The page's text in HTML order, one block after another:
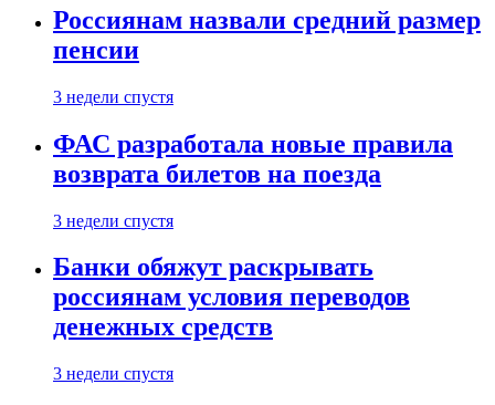
Россиянам назвали средний размер
пенсии
3 недели спустя
ФАС разработала новые правила
возврата билетов на поезда
3 недели спустя
Банки обяжут раскрывать
россиянам условия переводов
денежных средств
3 недели спустя